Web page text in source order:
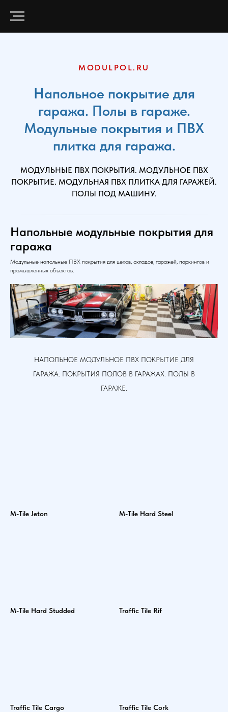
MODULPOL.RU
Напольное покрытие для
гаража. Полы в гараже.
Модульные покрытия и ПВХ
плитка для гаража.
МОДУЛЬНЫЕ ПВХ ПОКРЫТИЯ. МОДУЛЬНОЕ ПВХ
ПОКРЫТИЕ. МОДУЛЬНАЯ ПВХ ПЛИТКА ДЛЯ ГАРАЖЕЙ.
ПОЛЫ ПОД МАШИНУ.
Напольные модульные покрытия для
гаража
Модульные напольные ПВХ покрытия для цехов, складов, гаражей, паркингов и
промышленных объектов.
НАПОЛЬНОЕ МОДУЛЬНОЕ ПВХ ПОКРЫТИЕ ДЛЯ
ГАРАЖА. ПОКРЫТИЯ ПОЛОВ В ГАРАЖАХ. ПОЛЫ В
ГАРАЖЕ.
M-Tile Jeton M-Tile Hard Steel
M-Tile Hard Studded Traffic Tile Rif
Traffic Tile Cargo Traffic Tile Cork